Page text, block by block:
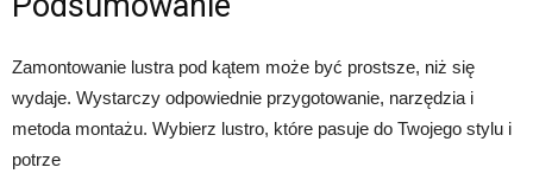
Zamontowanie lustra pod kątem może być prostsze, niż się
wydaje. Wystarczy odpowiednie przygotowanie, narzędzia i
metoda montażu. Wybierz lustro, które pasuje do Twojego stylu i
potrze